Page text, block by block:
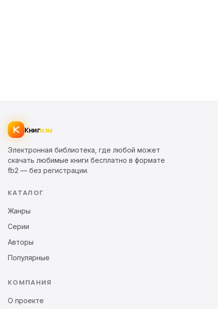
Книгизм
Электронная библиотека, где любой может
скачать любимые книги бесплатно в формате
fb2 — без регистрации.
КАТАЛОГ
Жанры
Серии
Авторы
Популярные
КОМПАНИЯ
О проекте